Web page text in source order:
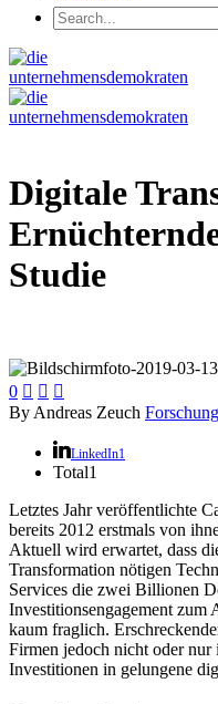
Digitale
Studie
0   
By Andreas Zeuch
LinkedIn1
Total1
Letztes Jahr veröffentlichte
bereits 2012 erstmals von
Aktuell wird erwartet, dass
Transformation nötigen
Services die zwei Billionen
Investitionsengagement
kaum fraglich.
Firmen jedoch nicht oder nur
Investitionen in gelungene